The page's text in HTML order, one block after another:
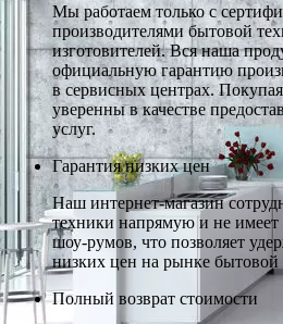
Мы работаем только с
производителями бытовой
изготовителей. Вся наша
официальную гарантию
в сервисных центрах.
уверенны в качестве
услуг.
Гарантия низких цен
Наш интернет-магазин
техники напрямую и не
шоу-румов, что позволяет
низких цен на рынке бытовой
Полный возврат стоимости